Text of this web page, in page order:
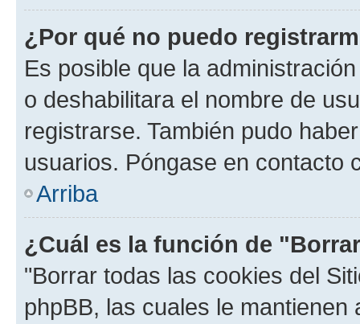
¿Por qué no puedo
Es posible que la
o deshabilitara el nombre de
registrarse. También pudo
usuarios. Póngase en contacto
Arriba
¿Cuál es la función de
"Borrar todas las cookies del
phpBB, las cuales le